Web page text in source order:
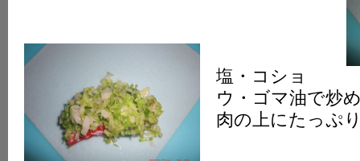
塩・コショ
ウ・ゴマ油で炒
肉の上にたっぷ